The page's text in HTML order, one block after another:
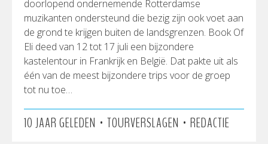
doorlopend ondernemende Rotterdamse
muzikanten ondersteund die bezig zijn ook voet aan
de grond te krijgen buiten de landsgrenzen. Book Of
Eli deed van 12 tot 17 juli een bijzondere
kastelentour in Frankrijk en België. Dat pakte uit als
één van de meest bijzondere trips voor de groep
tot nu toe…
10 JAAR GELEDEN • TOURVERSLAGEN • REDACTIE